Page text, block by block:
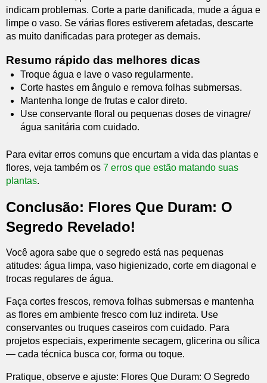
indicam problemas. Corte a parte danificada, mude a água e
limpe o vaso. Se várias flores estiverem afetadas, descarte
as muito danificadas para proteger as demais.
Resumo rápido das melhores dicas
Troque água e lave o vaso regularmente.
Corte hastes em ângulo e remova folhas submersas.
Mantenha longe de frutas e calor direto.
Use conservante floral ou pequenas doses de vinagre/
água sanitária com cuidado.
Para evitar erros comuns que encurtam a vida das plantas e
flores, veja também os 7 erros que estão matando suas
plantas.
Conclusão: Flores Que Duram: O
Segredo Revelado!
Você agora sabe que o segredo está nas pequenas
atitudes: água limpa, vaso higienizado, corte em diagonal e
trocas regulares de água.
Faça cortes frescos, remova folhas submersas e mantenha
as flores em ambiente fresco com luz indireta. Use
conservantes ou truques caseiros com cuidado. Para
projetos especiais, experimente secagem, glicerina ou sílica
— cada técnica busca cor, forma ou toque.
Pratique, observe e ajuste: Flores Que Duram: O Segredo